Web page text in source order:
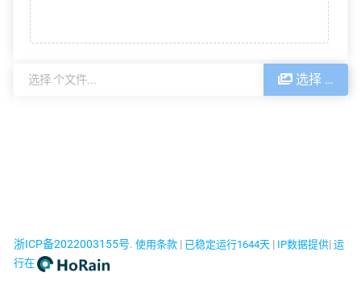
选择 …
浙ICP备2022003155号. 使用条款| 已稳定运行1644天| IP数据提供| 运
行在